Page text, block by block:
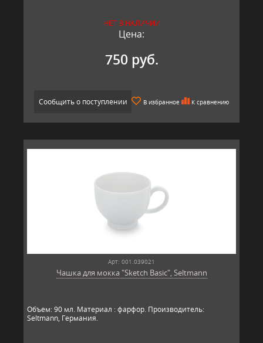
НЕТ В НАЛИЧИИ
Цена:
750 руб.
Сообщить о поступлении В избранное К сравнению
Арт: 001.039021
Чашка для мокка "Sketch Basic", Seltmann
​Объем: 90 мл. Материал : фарфор. Производитель:
Seltmann, Германия.​